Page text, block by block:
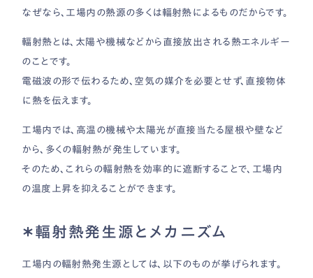
なぜなら、工場内の熱源の多くは輻射熱によるものだからです。
輻射熱とは、太陽や機械などから直接放出される熱エネルギー
のことです。
電磁波の形で伝わるため、空気の媒介を必要とせず、直接物体
に熱を伝えます。
工場内では、高温の機械や太陽光が直接当たる屋根や壁など
から、多くの輻射熱が発生しています。
そのため、これらの輻射熱を効率的に遮断することで、工場内
の温度上昇を抑えることができます。
＊輻射熱発生源とメカニズム
工場内の輻射熱発生源としては、以下のものが挙げられます。